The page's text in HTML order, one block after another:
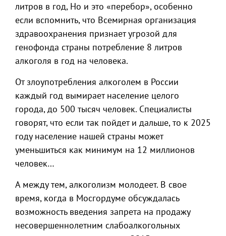
литров в год, Но и это «перебор», особенно
если вспомнить, что Всемирная организация
здравоохранения признает угрозой для
генофонда страны потребление 8 литров
алкоголя в год на человека.
От злоупотребления алкоголем в России
каждый год вымирает население целого
города, до 500 тысяч человек. Специалисты
говорят, что если так пойдет и дальше, то к 2025
году население нашей страны может
уменьшиться как минимум на 12 миллионов
человек…
А между тем, алкоголизм молодеет. В свое
время, когда в Мосгордуме обсуждалась
возможность введения запрета на продажу
несовершеннолетним слабоалкогольных